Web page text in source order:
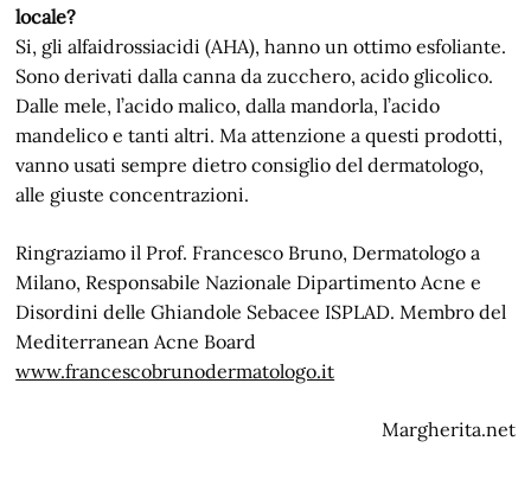
locale?
Si, gli alfaidrossiacidi (AHA), hanno un ottimo esfoliante.
Sono derivati dalla canna da zucchero, acido glicolico.
Dalle mele, l’acido malico, dalla mandorla, l’acido
mandelico e tanti altri. Ma attenzione a questi prodotti,
vanno usati sempre dietro consiglio del dermatologo,
alle giuste concentrazioni.
Ringraziamo il Prof. Francesco Bruno, Dermatologo a
Milano, Responsabile Nazionale Dipartimento Acne e
Disordini delle Ghiandole Sebacee ISPLAD. Membro del
Mediterranean Acne Board
www.francescobrunodermatologo.it
Margherita.net